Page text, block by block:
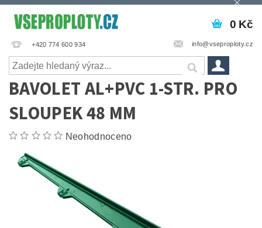
+420 774 600 934 info@vseproploty.cz
0 Kč
BAVOLET AL+PVC 1-STR. PRO
SLOUPEK 48 MM
Neohodnoceno